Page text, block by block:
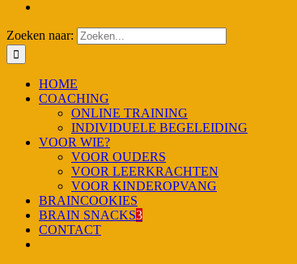
Zoeken naar:
HOME
COACHING
ONLINE TRAINING
INDIVIDUELE BEGELEIDING
VOOR WIE?
VOOR OUDERS
VOOR LEERKRACHTEN
VOOR KINDEROPVANG
BRAINCOOKIES
BRAIN SNACKS3
CONTACT